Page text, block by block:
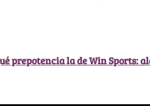
prepotencia la de Win Sports: